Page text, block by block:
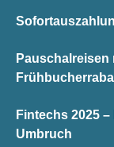
Fintechs 2025
Umbruch